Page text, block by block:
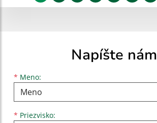
Napíšte nám
* Meno:
Meno
* Priezvisko:
Priezvisko
E-mailová adresa